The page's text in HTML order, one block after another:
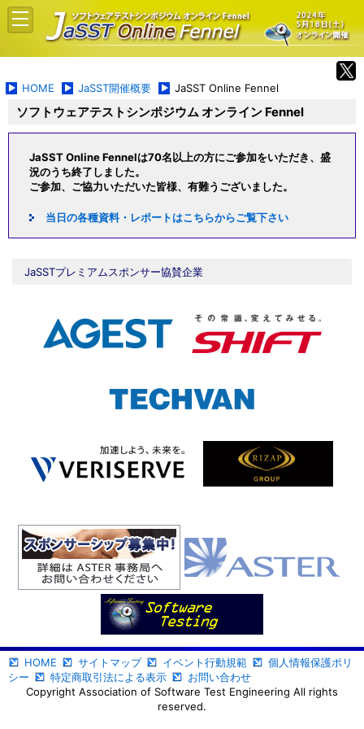
HOME JaSST開催概要 JaSST Online Fennel
ソフトウェアテストシンポジウム オンライン Fennel
JaSST Online Fennelは70名以上の方にご参加をいただき、盛
況のうち終了しました。
ご参加、ご協力いただいた皆様、有難うございました。
当日の各種資料・レポートはこちらからご覧下さい
JaSSTプレミアムスポンサー協賛企業
HOME サイトマップ イベント行動規範
個人情報保護ポリ
シー
特定商取引法による表示
お問い合わせ
Copyright Association of Software Test Engineering All rights
reserved.